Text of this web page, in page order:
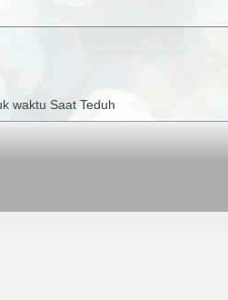
waktu Saat Teduh